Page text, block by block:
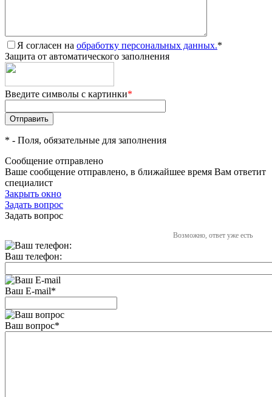
Я согласен на обработку персональных данных.*
Защита от автоматического заполнения
Введите символы с картинки*
* - Поля, обязательные для заполнения
Сообщение отправлено
Ваше сообщение отправлено, в ближайшее время Вам ответит
специалист
Закрыть окно
Задать вопрос
Задать вопрос
Возможно, ответ уже есть
Ваш телефон:
Ваш E-mail*
Ваш вопрос*